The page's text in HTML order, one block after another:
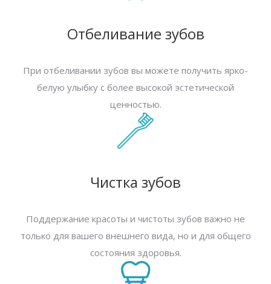
Отбеливание зубов
При отбеливании зубов вы можете получить ярко-
белую улыбку с более высокой эстетической
ценностью.
Чистка зубов
Поддержание красоты и чистоты зубов важно не
только для вашего внешнего вида, но и для общего
состояния здоровья.